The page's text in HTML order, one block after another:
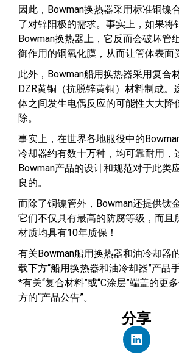
因此，Bowman换热器采用标准铜镍
了对锌阳极的需求。事实上，如果将
Bowman换热器上，它反而会破坏管
御作用的铜氧化膜，从而让管体表面
此外，Bowman船用换热器采用复合
DZR黄铜（抗脱锌黄铜）材料制成。
体之间发生电偶反应的可能性大大降
除。
事实上，在世界各地服役中的
冷却器约有数十万种，均可靠耐用，
Bowman产品的设计和规范对于此类
良的。
而除了铜镍管外，Bowman还提供钛
它们不仅具有最高的防腐等级，而且
材质均具有10年质保！
有关Bowman船用换热器和油冷却器
载下方“船用换热器和油冷却器”产品手
*有关“复合材料”或“C涂层”端盖的更
方的“产品公告”。
分享